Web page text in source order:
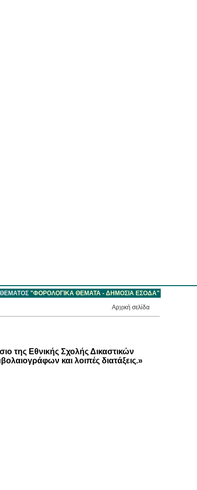
"ΦΟΡΟΛΟΓΙΚΑ ΘΕΜΑΤΑ - ΔΗΜΟΣΙΑ ΕΣΟΔΑ"
Aρχική σελίδα
της Εθνικής Σχολής Δικαστικών
και λοιπές διατάξεις.»